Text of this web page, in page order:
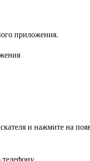
приложения.
и нажмите на